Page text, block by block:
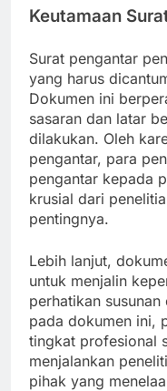
Keutamaan
Surat pengantar
yang harus
Dokumen ini
sasaran dan latar
dilakukan. Oleh
pengantar, para
pengantar kepada
krusial dari
pentingnya.
Lebih lanjut,
untuk menjalin
perhatikan
pada dokumen ini,
tingkat profesional
menjalankan
pihak yang